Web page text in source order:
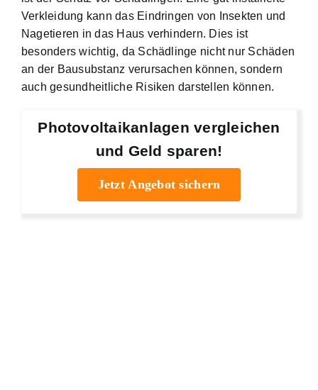
Verkleidung kann das Eindringen von Insekten und
Nagetieren in das Haus verhindern. Dies ist
besonders wichtig, da Schädlinge nicht nur Schäden
an der Bausubstanz verursachen können, sondern
auch gesundheitliche Risiken darstellen können.
Photovoltaikanlagen vergleichen
und Geld sparen!
Jetzt Angebot sichern